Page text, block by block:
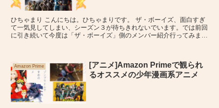
ひちゃまり こんにちは。ひちゃまりです。 ザ・ボーイズ、面白すぎ
て一気見してしまい、シーズン３が待ちきれないでいます。では前回
に引き続いて今度は「ザ・ボーイズ」側のメンバー紹介行ってみまし
Amazon Prime
[アニメ]Amazon Primeで観られ
るオススメの少年漫画系アニメ